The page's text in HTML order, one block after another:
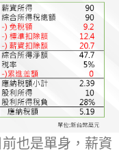
也是單身，薪資